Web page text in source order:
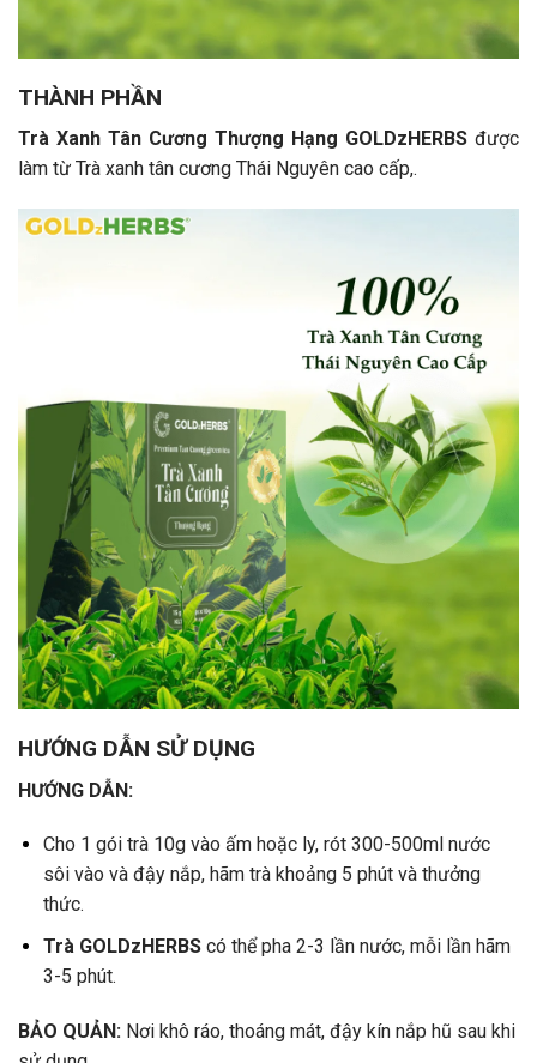
THÀNH PHẦN
Trà Xanh Tân Cương Thượng Hạng GOLDzHERBS được
làm từ Trà xanh tân cương Thái Nguyên cao cấp,.
HƯỚNG DẪN SỬ DỤNG
HƯỚNG DẪN:
Cho 1 gói trà 10g vào ấm hoặc ly, rót 300-500ml nước
sôi vào và đậy nắp, hãm trà khoảng 5 phút và thưởng
thức.
Trà GOLDzHERBS có thể pha 2-3 lần nước, mỗi lần hãm
3-5 phút.
BẢO QUẢN: Nơi khô ráo, thoáng mát, đậy kín nắp hũ sau khi